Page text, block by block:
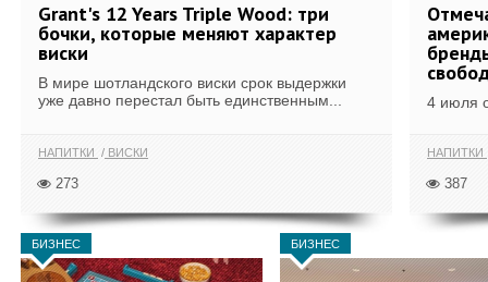
Grant's 12 Years Triple Wood: три
бочки, которые меняют характер
виски
В мире шотландского виски срок выдержки
уже давно перестал быть единственным...
НАПИТКИ ВИСКИ
273
4 июля
НАПИТКИ
387
БИЗНЕС БИЗНЕС